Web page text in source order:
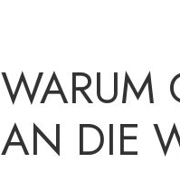
WARUM
AN DIE